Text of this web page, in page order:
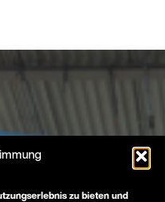
zu bieten und